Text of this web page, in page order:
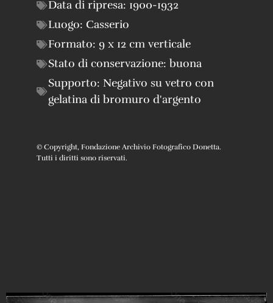
Data di ripresa: 1900-1932
Luogo: Casserio
Formato: 9 x 12 cm verticale
Stato di conservazione: buona
Supporto: Negativo su vetro con
gelatina di bromuro d'argento
© Copyright, Fondazione Archivio Fotografico Donetta.
Tutti i diritti sono riservati.